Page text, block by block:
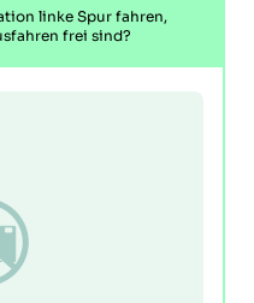
linke Spur fahren,
frei sind?